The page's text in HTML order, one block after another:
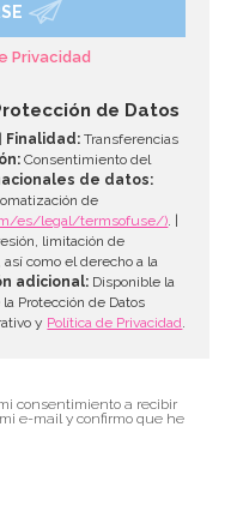
Privacidad
de Datos
Finalidad: Transferencias
Consentimiento del
de datos:
de
es/legal/termsofuse/). |
limitación de
como el derecho a la
adicional: Disponible la
Protección de Datos
y Política de Privacidad.
consentimiento a recibir
e-mail y confirmo que he